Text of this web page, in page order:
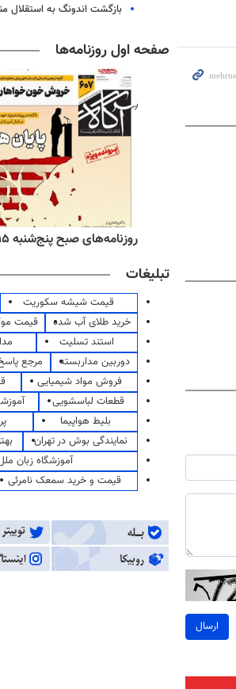
ارسال
بازگشت اندونگ به استقلال
صفحه اول روزنامه‌ها
روزنامه‌های صبح پنج‌شنبه ۱۵ مرداد ۱۴۰۵
تبلیغات
قیمت شیشه سکوریت
خرید طلای آب شده
قیمت
استند تسلیت
دوربین مداربسته
مرجع
فروش مواد شیمیایی
قطعات لباسشویی
بلیط هواپیما
نمایندگی بوش در تهران
آموزشگاه زبان
قیمت و خرید سمعک نامرئی